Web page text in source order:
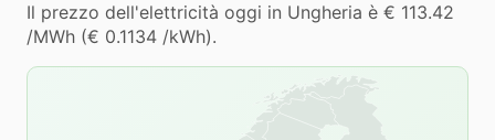
Il prezzo dell'elettricità oggi in Ungheria è € 113.42
/MWh (€ 0.1134 /kWh).